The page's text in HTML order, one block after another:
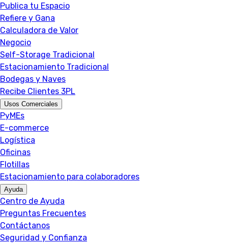
Publica tu Espacio
Refiere y Gana
Calculadora de Valor
Negocio
Self-Storage Tradicional
Estacionamiento Tradicional
Bodegas y Naves
Recibe Clientes 3PL
Usos Comerciales
PyMEs
E-commerce
Logística
Oficinas
Flotillas
Estacionamiento para colaboradores
Ayuda
Centro de Ayuda
Preguntas Frecuentes
Contáctanos
Seguridad y Confianza